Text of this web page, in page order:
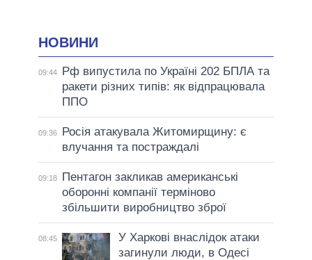
НОВИНИ
09:44
Рф випустила по Україні 202 БПЛА та
ракети різних типів: як відпрацювала
ППО
09:36
Росія атакувала Житомирщину: є
влучання та постраждалі
09:18
Пентагон закликав американські
оборонні компанії терміново
збільшити виробництво зброї
08:45
У Харкові внаслідок атаки
загинули люди, в Одесі